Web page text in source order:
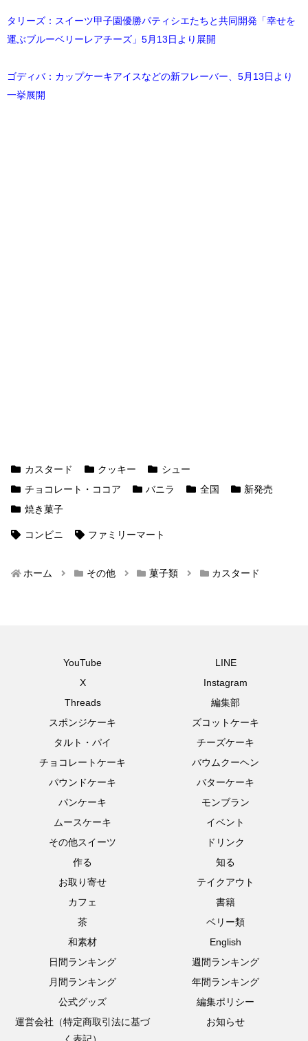
タリーズ：スイーツ甲子園優勝パティシエたちと共同開発「幸せを
運ぶブルーベリーレアチーズ」5月13日より展開
ゴディバ：カップケーキアイスなどの新フレーバー、5月13日より
一挙展開
カスタード クッキー
シュー
チョコレート・ココア
バニラ 全国
新発売
焼き菓子
コンビニ ファミリーマート
ホーム その他 菓子類 カスタード
YouTube
LINE
X
Instagram
Threads
編集部
スポンジケーキ
ズコットケーキ
タルト・パイ
チーズケーキ
チョコレートケーキ
バウムクーヘン
パウンドケーキ
バターケーキ
パンケーキ
モンブラン
ムースケーキ
イベント
その他スイーツ
ドリンク
作る
知る
お取り寄せ
テイクアウト
カフェ
書籍
茶
ベリー類
和素材
English
日間ランキング
週間ランキング
月間ランキング
年間ランキング
公式グッズ
編集ポリシー
運営会社（特定商取引法に基づ
く表記）
お知らせ